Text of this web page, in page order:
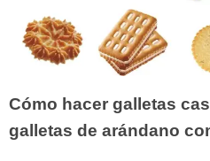
Cómo hacer galletas
galletas de arándano